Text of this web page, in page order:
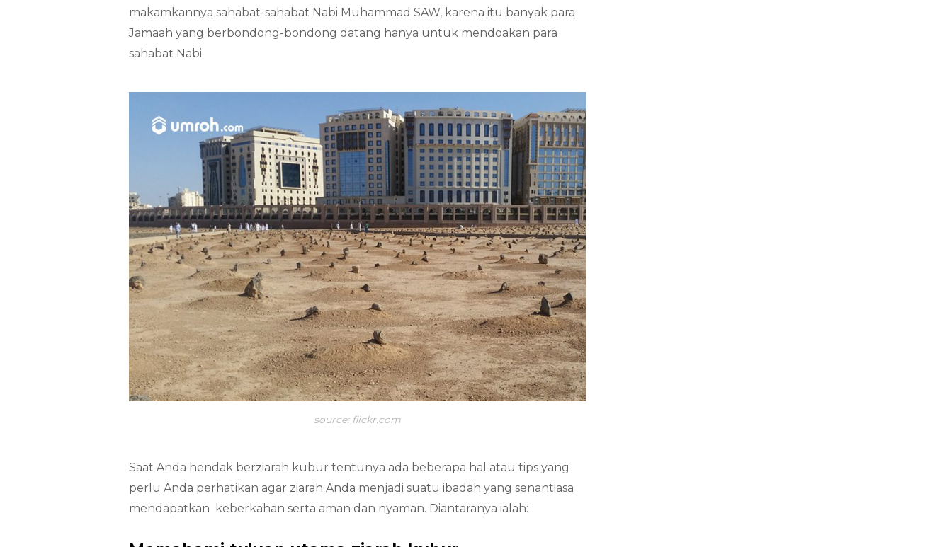
makamkannya sahabat-sahabat Nabi Muhammad SAW, karena itu banyak para
Jamaah yang berbondong-bondong datang hanya untuk mendoakan para
sahabat Nabi.
source: flickr.com
Saat Anda hendak berziarah kubur tentunya ada beberapa hal atau tips yang
perlu Anda perhatikan agar ziarah Anda menjadi suatu ibadah yang senantiasa
mendapatkan keberkahan serta aman dan nyaman. Diantaranya ialah: